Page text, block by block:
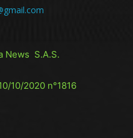
News S.A.S.
10/2020 n°1816